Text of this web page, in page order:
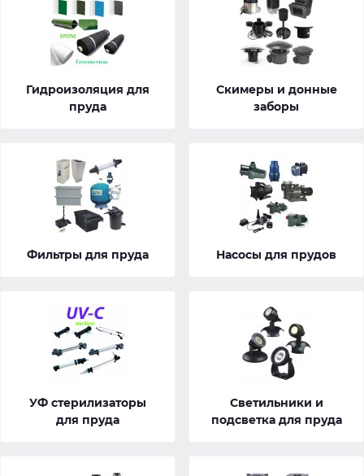
Гидроизоляция для
пруда
Скимеры и донные
заборы
Фильтры для пруда Насосы для прудов
УФ стерилизаторы
для пруда
Светильники и
подсветка для пруда